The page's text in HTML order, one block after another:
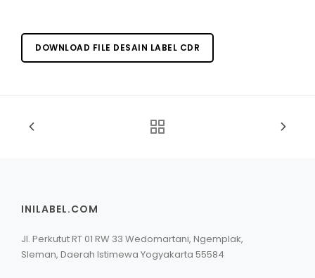
DOWNLOAD FILE DESAIN LABEL CDR
INILABEL.COM
Jl. Perkutut RT 01 RW 33 Wedomartani, Ngemplak,
Sleman, Daerah Istimewa Yogyakarta 55584